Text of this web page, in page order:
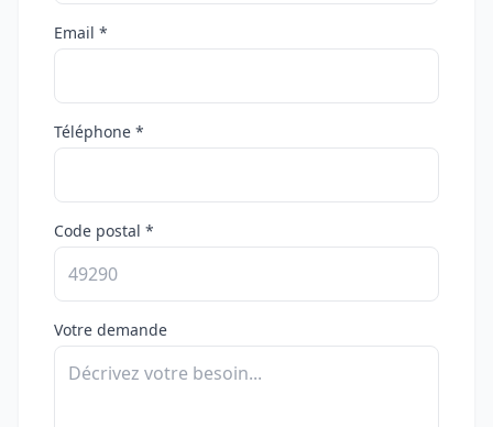
Email *
Téléphone *
Code postal *
Votre demande